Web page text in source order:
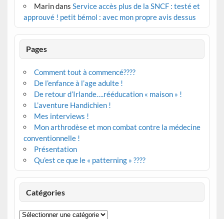
Marindans Service accès plus de la SNCF : testé et
approuvé ! petit bémol : avec mon propre avis dessus
Pages
Comment tout à commencé????
De l’enfance à l’age adulte !
De retour d’Irlande….rééducation « maison » !
L’aventure Handichien !
Mes interviews !
Mon arthrodèse et mon combat contre la médecine
conventionnelle !
Présentation
Qu’est ce que le « patterning » ????
Catégories
Catégories